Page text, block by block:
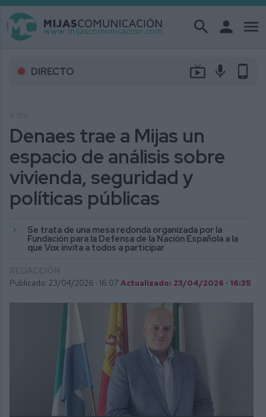
search person menu
DIRECTO live_tv mic phone_android
Denaes trae a Mijas un
espacio de análisis sobre
vivienda, seguridad y
políticas públicas
Se trata de una mesa redonda organizada por la
Fundación para la Defensa de la Nación Española a la
que Vox invita a todos a participar
Publicado: 23/04/2026 · 16:07 Actualizado: 23/04/2026 · 16:35